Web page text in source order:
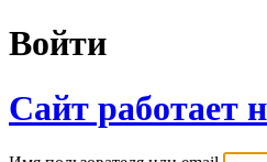
Войти
Сайт работает